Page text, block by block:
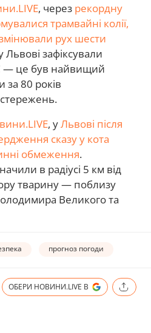
, через рекордну
трамвайні колії,
рух шести
Львові зафіксували
— це був найвищий
за 80 років
, уЛьвові після
сказу у кота
обмеження.
в радіусі 5 км від
тварину — поблизу
Великого та
прогноз погоди
ОБЕРИ НОВИНИ.LIVE В